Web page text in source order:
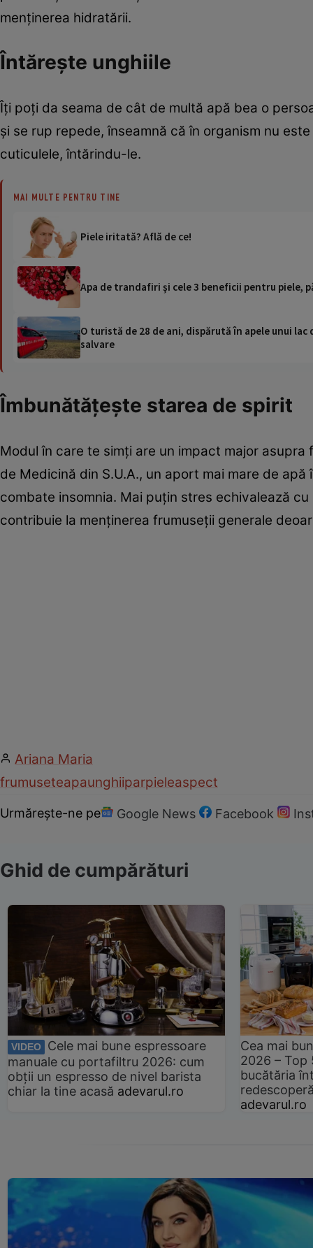
menţinerea hidratării.
Întăreşte unghiile
Îţi poţi da seama de cât de multă apă bea o
şi se rup repede, înseamnă că în organism nu
cuticulele, întărindu-le.
MAI MULTE PENTRU TINE
Piele iritată? Află de ce!
Apa de trandafiri şi cele 3 beneficii pentru piele,
O turistă de 28 de ani, dispărută în apele unui
salvare
Îmbunătăţeşte starea de spirit
Modul în care te simţi are un impact major
de Medicină din S.U.A., un aport mai mare de
combate insomnia. Mai puţin stres echivalează
contribuie la menţinerea frumuseţii generale
Ariana Maria
frumuseteapaunghiiparpieleaspect
Urmărește-ne pe Google News Facebook
Ghid de cumpărături
VIDEO
Cele mai bune espressoare
manuale cu portafiltru 2026: cum
obții un espresso de nivel barista
chiar la tine acasă adevarul.ro
Cea mai
2026 –
bucătăria
adevarul.ro